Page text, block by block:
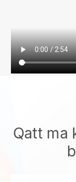
Qatt ma